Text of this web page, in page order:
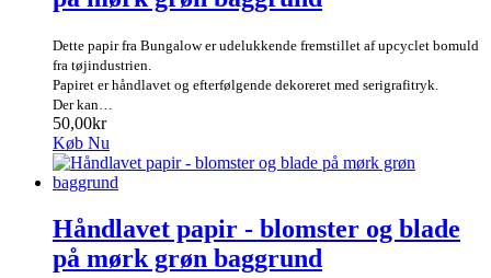
Dette papir fra Bungalow er udelukkende fremstillet af upcyclet bomuld
fra tøjindustrien.
Papiret er håndlavet og efterfølgende dekoreret med serigrafitryk.
Der kan…
50,00kr
Køb Nu
Håndlavet papir - blomster og blade
på mørk grøn baggrund